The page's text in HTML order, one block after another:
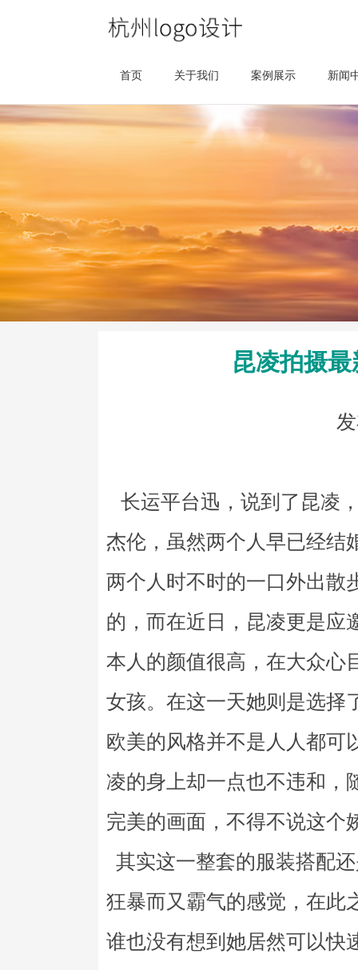
首页 关于我们 案例展示 新闻
昆凌拍摄
长运平台迅，说到了昆凌
杰伦，虽然两个人早已经结
两个人时不时的一口外出散
的，而在近日，昆凌更是应
本人的颜值很高，在大众心
女孩。在这一天她则是选择
欧美的风格并不是人人都可
凌的身上却一点也不违和，
完美的画面，不得不说这个
其实这一整套的服装搭配
狂暴而又霸气的感觉，在此
谁也没有想到她居然可以快